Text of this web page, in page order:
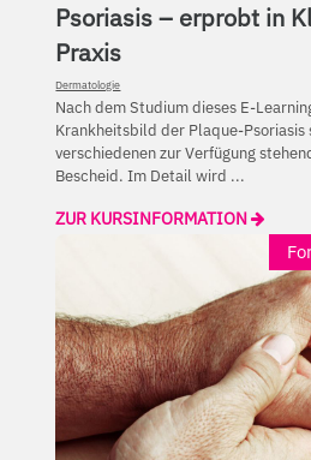
Psoriasis – erprobt in
Praxis
Dermatologie
Nach dem Studium dieses E-
Krankheitsbild der Plaque-Psoriasis
verschiedenen zur Verfügung
Bescheid. Im Detail wird ...
ZUR KURSINFORMATION